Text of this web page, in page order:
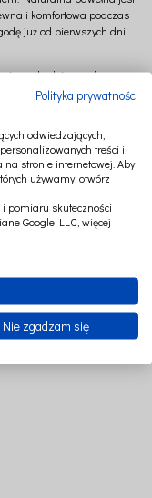
i komfortowa podczas
już od pierwszych dni
wychodzi z mody.
harmonię, spokój i
wielu aranżacji. Pięknie
dodatkami, tworząc
łóżeczka o wymiarach
uderzeniami o szczebelki
spokojnemu
ochraniacz pozostaje
W połączeniu z
spójną, elegancką
stylem.
Polityka prywatności
odwiedzających,
treści i
stronie internetowej. Aby
używamy, otwórz
pomiaru skuteczności
Google LLC, więcej
Nie zgadzam się